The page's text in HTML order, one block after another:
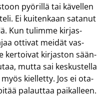
pyö­ril­lä tai kä­vel­len
Ei kui­ten­kaan sa­ta­nut
Kun tu­lim­me kir­jas­
ot­ti­vat mei­dät vas­
ker­toi­vat kir­jas­ton sään­
mutta sai kes­kus­tel­la
kiel­let­ty. Jos ei ota­
pa­laut­taa pai­kal­leen.